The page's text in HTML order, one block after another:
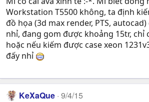
Workstation T5500 không, ta định
đồ họa (3d max render, PTS,
nhỉ, đang gom được khoảng 15tr, chỉ
hoặc nếu kiếm được case xeon
đấy nhỉ
KeXaQue 9/4/15